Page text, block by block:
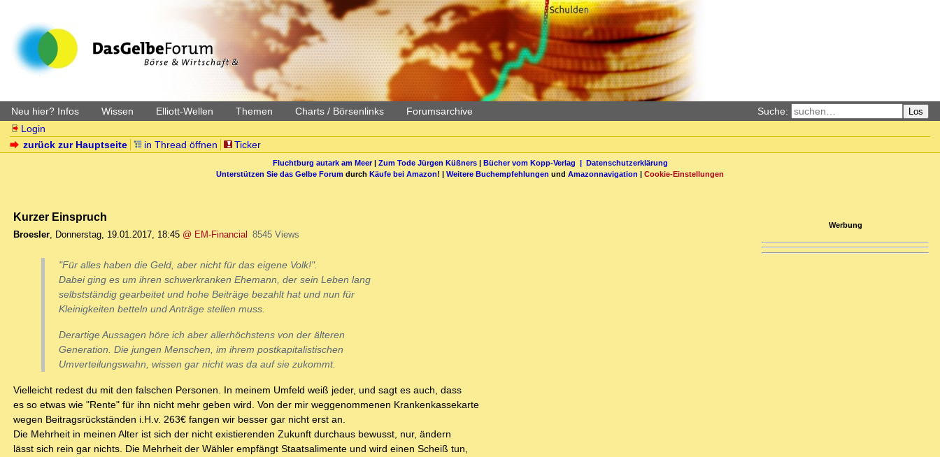
Neu hier? Infos Wissen Elliott-Wellen Themen Charts / Börsenlinks Forumsarchive Suche: Los
Login
zurück zur Hauptseite
in Thread öffnen Ticker
Fluchtburg autark am Meer| Zum Tode Jürgen Küßners| Bücher vom Kopp-Verlag | Datenschutzerklärung
Unterstützen Sie das Gelbe Forum durch Käufe bei Amazon! | Weitere Buchempfehlungen und Amazonnavigation | Cookie-Einstellungen
Kurzer Einspruch
Broesler, Donnerstag, 19.01.2017, 18:45 @ EM-Financial 8545 Views
"Für alles haben die Geld, aber nicht für das eigene Volk!".
Dabei ging es um ihren schwerkranken Ehemann, der sein Leben lang
selbstständig gearbeitet und hohe Beiträge bezahlt hat und nun für
Kleinigkeiten betteln und Anträge stellen muss.
Derartige Aussagen höre ich aber allerhöchstens von der älteren
Generation. Die jungen Menschen, im ihrem postkapitalistischen
Umverteilungswahn, wissen gar nicht was da auf sie zukommt.
Vielleicht redest du mit den falschen Personen. In meinem Umfeld weiß jeder, und sagt es auch, dass
es so etwas wie "Rente" für ihn nicht mehr geben wird. Von der mir weggenommenen Krankenkassekarte
wegen Beitragsrückständen i.H.v. 263€ fangen wir besser gar nicht erst an.
Die Mehrheit in meinen Alter ist sich der nicht existierenden Zukunft durchaus bewusst, nur, ändern
lässt sich rein gar nichts. Die Mehrheit der Wähler empfängt Staatsalimente und wird einen Scheiß tun,
Werbung